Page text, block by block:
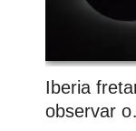
Iberia
observar